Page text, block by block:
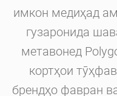
имкон медиҳад
гузаронида
метавонед
кортҳои
брендҳо фавран